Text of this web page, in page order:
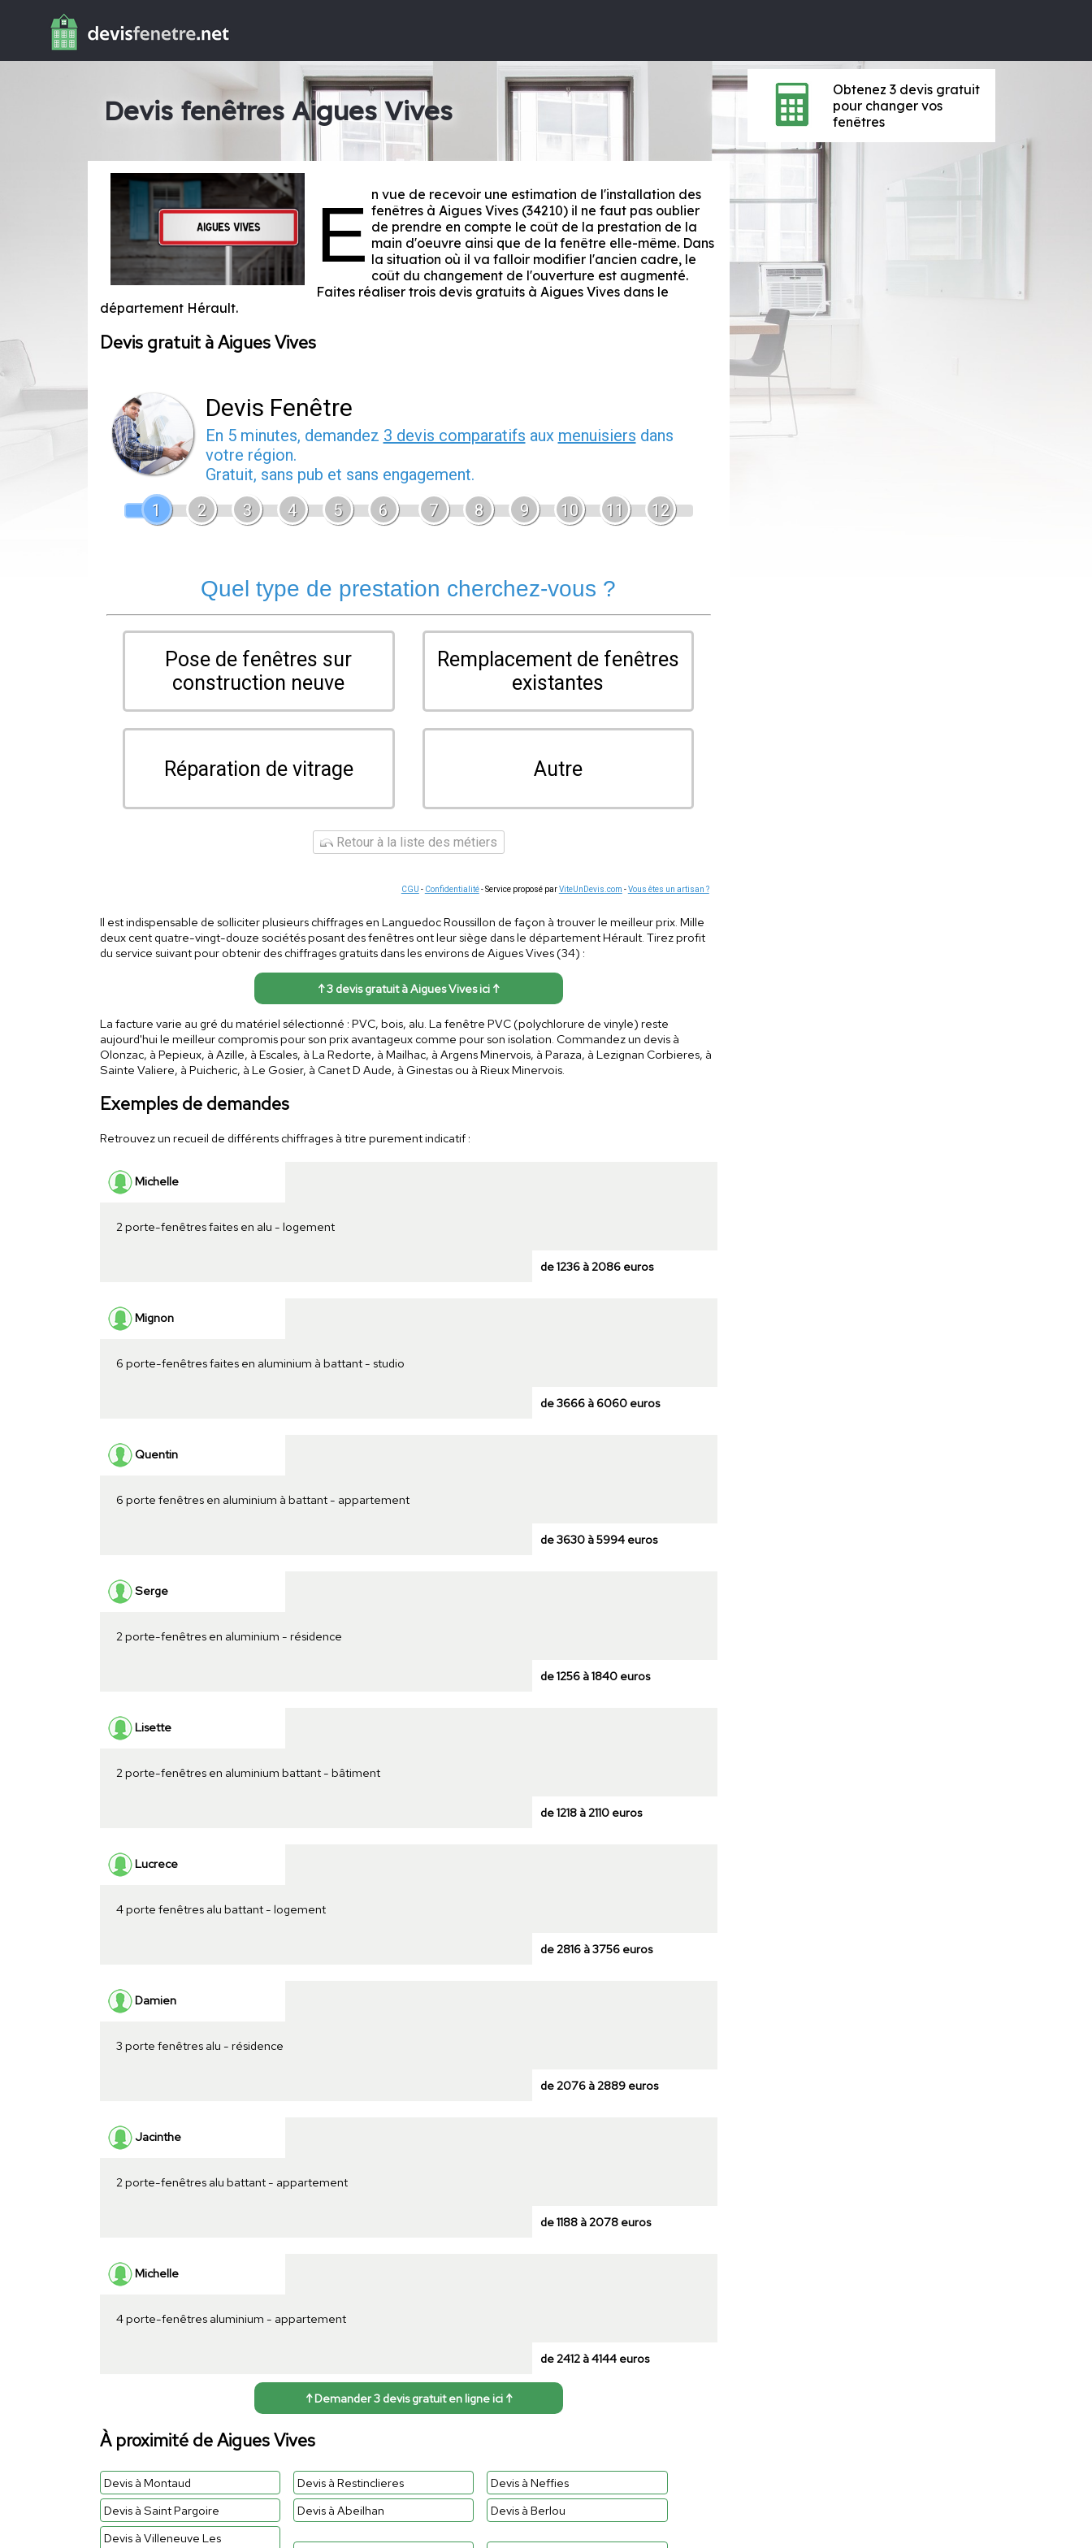
Devis fenêtres Aigues Vives
E n vue de recevoir une estimation de l'installation des
fenêtres à Aigues Vives (34210) il ne faut pas oublier
de prendre en compte le coût de la prestation de la
main d'oeuvre ainsi que de la fenêtre elle-même. Dans
la situation où il va falloir modifier l'ancien cadre, le
coût du changement de l'ouverture est augmenté.
Faites réaliser trois devis gratuits à Aigues Vives dans le
département Hérault.
Devis gratuit à Aigues Vives
Devis Fenêtre
En 5 minutes, demandez 3 devis comparatifs aux menuisiers dans
votre région.
Gratuit, sans pub et sans engagement.
1
2 3 4 5 6 7 8 9 10 11 12
Quel type de prestation cherchez-vous ?
Pose de fenêtres sur
construction neuve
Remplacement de fenêtres
existantes
Réparation de vitrage Autre
Retour à la liste des métiers
CGU - Confidentialité- Service proposé parViteUnDevis.com -Vous êtes un artisan ?
Il est indispensable de solliciter plusieurs chiffrages en Languedoc Roussillon de façon à trouver le meilleur prix. Mille
deux cent quatre-vingt-douze sociétés posant des fenêtres ont leur siège dans le département Hérault. Tirez profit
du service suivant pour obtenir des chiffrages gratuits dans les environs de Aigues Vives (34) :
↑ 3 devis gratuit à Aigues Vives ici ↑
La facture varie au gré du matériel sélectionné : PVC, bois, alu. La fenêtre PVC (polychlorure de vinyle) reste
aujourd'hui le meilleur compromis pour son prix avantageux comme pour son isolation. Commandez un devis à
Olonzac, à Pepieux, à Azille, à Escales, à La Redorte, à Mailhac, à Argens Minervois, à Paraza, à Lezignan Corbieres, à
Sainte Valiere, à Puicheric, à Le Gosier, à Canet D Aude, à Ginestas ou à Rieux Minervois.
Exemples de demandes
Retrouvez un recueil de différents chiffrages à titre purement indicatif :
Michelle
2 porte-fenêtres faites en alu - logement
de 1236 à 2086 euros
Mignon
6 porte-fenêtres faites en aluminium à battant - studio
de 3666 à 6060 euros
Quentin
6 porte fenêtres en aluminium à battant - appartement
de 3630 à 5994 euros
Serge
2 porte-fenêtres en aluminium - résidence
de 1256 à 1840 euros
Lisette
2 porte-fenêtres en aluminium battant - bâtiment
de 1218 à 2110 euros
Lucrece
4 porte fenêtres alu battant - logement
de 2816 à 3756 euros
Damien
3 porte fenêtres alu - résidence
de 2076 à 2889 euros
Jacinthe
2 porte-fenêtres alu battant - appartement
de 1188 à 2078 euros
Michelle
4 porte-fenêtres aluminium - appartement
de 2412 à 4144 euros
↑ Demander 3 devis gratuit en ligne ici ↑
À proximité de Aigues Vives
Devis à Montaud Devis à Restinclieres
Devis à Neffies
Devis à Saint Pargoire
Devis à Abeilhan
Devis à Berlou
Devis à Villeneuve Les
Obtenez 3 devis gratuit
pour changer vos
fenêtres